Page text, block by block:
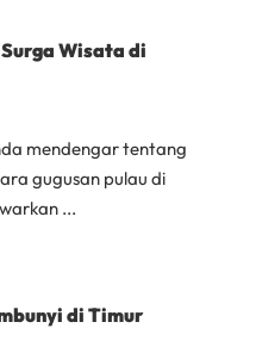
Wisata di
mendengar tentang
gugusan pulau di
...
di Timur